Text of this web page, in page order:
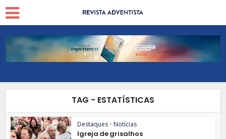
TAG - ESTATÍSTICAS
Destaques • Notícias
Igreja de grisalhos